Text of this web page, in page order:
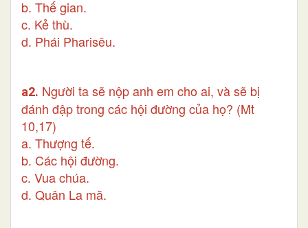
b. Thế gian.
c. Kẻ thù.
d. Phái Pharisêu.
a2. Người ta sẽ nộp anh em cho ai, và sẽ bị
đánh đập trong các hội đường của họ? (Mt
10,17)
a. Thượng tế.
b. Các hội đường.
c. Vua chúa.
d. Quân La mã.